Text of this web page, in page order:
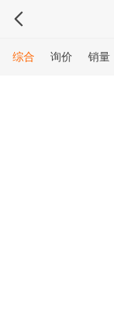
综合 询价 销量